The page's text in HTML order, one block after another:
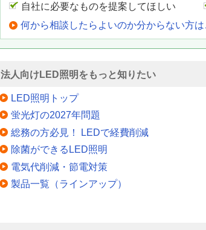
自社に必要なものを提案してほしい
何から相談したらよいのか分からない方は
法人向けLED照明をもっと知りたい
LED照明トップ
蛍光灯の2027年問題
総務の方必見！ LEDで経費削減
除菌ができるLED照明
電気代削減・節電対策
製品一覧（ラインアップ）